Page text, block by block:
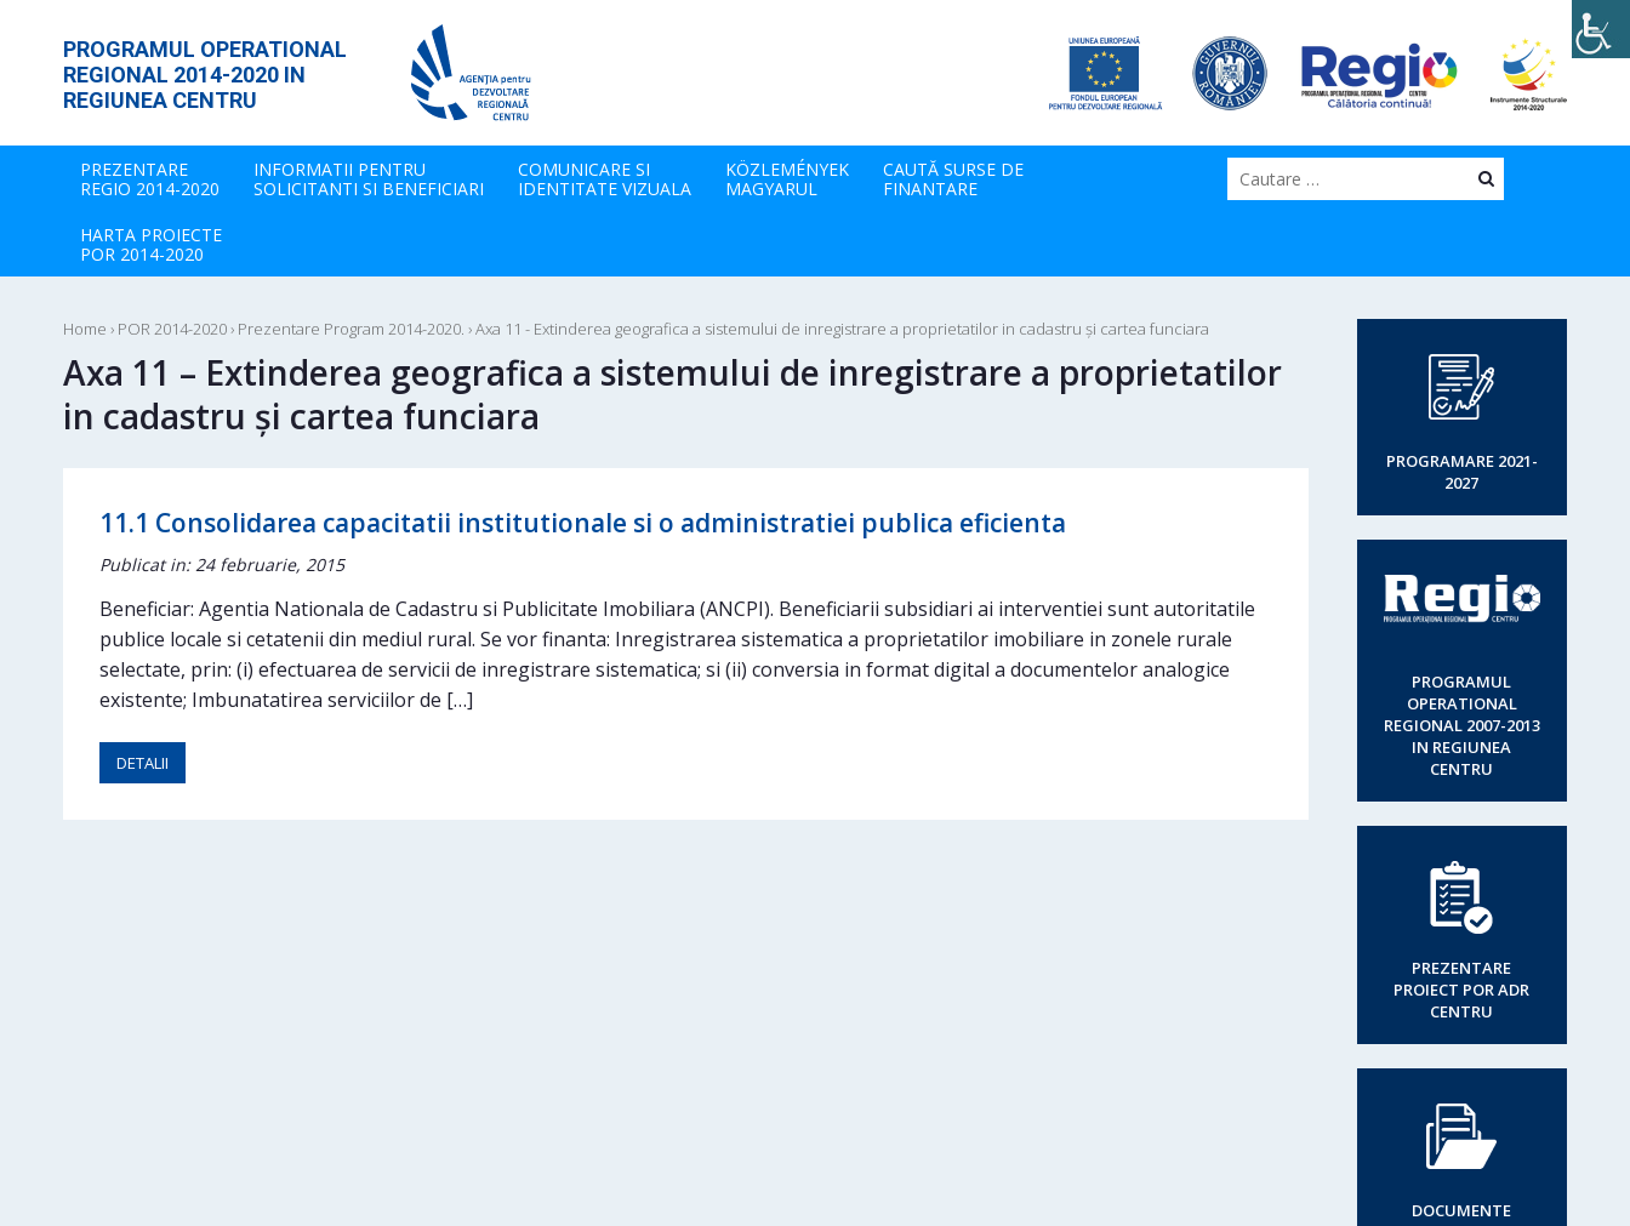
PROGRAMUL OPERATIONAL
REGIONAL 2014-2020 IN
REGIUNEA CENTRU
PREZENTARE
REGIO 2014-2020
INFORMATII PENTRU
SOLICITANTI SI BENEFICIARI
COMUNICARE SI
IDENTITATE VIZUALA
KÖZLEMÉNYEK
MAGYARUL
CAUTĂ SURSE DE
FINANTARE
HARTA PROIECTE
POR 2014-2020
Cauta
Home › POR 2014-2020› Prezentare Program 2014-2020. ›Axa 11 - Extinderea geografica a sistemului de inregistrare a proprietatilor in cadastru şi cartea funciara
Axa 11 – Extinderea geografica a sistemului de inregistrare a proprietatilor
in cadastru şi cartea funciara
11.1 Consolidarea capacitatii institutionale si o administratiei publica eficienta
Publicat in: 24 februarie, 2015
Beneficiar: Agentia Nationala de Cadastru si Publicitate Imobiliara (ANCPI). Beneficiarii subsidiari ai interventiei sunt autoritatile
publice locale si cetatenii din mediul rural. Se vor finanta: Inregistrarea sistematica a proprietatilor imobiliare in zonele rurale
selectate, prin: (i) efectuarea de servicii de inregistrare sistematica; si (ii) conversia in format digital a documentelor analogice
existente; Imbunatatirea serviciilor de […]
DETALII
PROGRAMARE 2021-
2027
PROGRAMUL
OPERATIONAL
REGIONAL 2007-2013
IN REGIUNEA
CENTRU
PREZENTARE
PROIECT POR ADR
CENTRU
DOCUMENTE